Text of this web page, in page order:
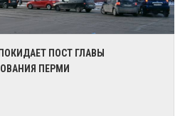
ПОСТ ГЛАВЫ
ПЕРМИ